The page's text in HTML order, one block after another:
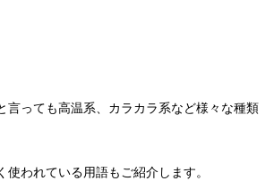
言っても高温系、カラカラ系など様々な種類
使われている用語もご紹介します。